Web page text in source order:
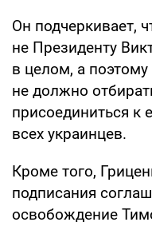
Он подчеркивает,
не Президенту
в целом, а
не должно
присоединиться к
всех украинцев.
Кроме того,
подписания
освобождение